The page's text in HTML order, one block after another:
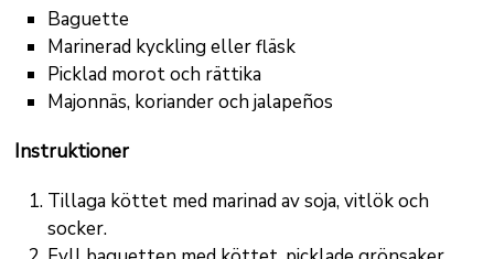
Baguette
Marinerad kyckling eller fläsk
Picklad morot och rättika
Majonnäs, koriander och jalapeños
Instruktioner
Tillaga köttet med marinad av soja, vitlök och
socker.